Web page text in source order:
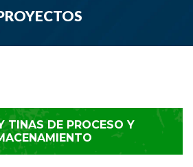
TINAS DE PROCESO Y